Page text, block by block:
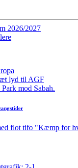
2026/2027
lyd til AGF